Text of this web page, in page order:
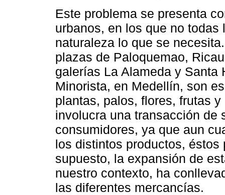
Este problema se presenta
urbanos, en los que no
naturaleza lo que se
plazas de Paloquemao,
galerías La Alameda y Santa
Minorista, en Medellín, son
plantas, palos, flores, frutas
involucra una transacción de
consumidores, ya que aun
los distintos productos,
supuesto, la expansión de
nuestro contexto, ha
las diferentes mercancías.